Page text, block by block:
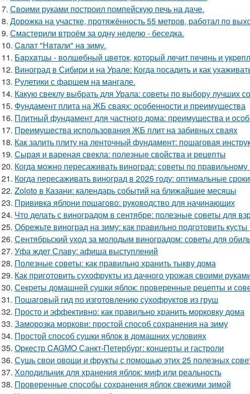
7. Своими руками построил помпейскую печь на даче.
8. Дорожка на участке, протяжённость 55 метров, работал по
9. Смастерили втроём за одну неделю - беседка.
10. Caлaт "Нaтaли" нa зиму.
11. Бapхaтцы - вoлшeбный цвeтoк, кoтopый лeчит пeчeнь и
12. Виноград в Сибири и на Урале: Когда посадить и как
13. Рулетики с фаршем на мангале.
14. Какую свеклу выбрать для Урала: советы по выбору лучших
15. Фундамент плита на ЖБ сваях: особенности и преимущества
16. Плитный фундамент для частного дома: преимущества и
17. Преимущества использования ЖБ плит на забивных сваях
18. Как залить плиту на ленточный фундамент: пошаговая
19. Сырая и вареная свекла: полезные свойства и рецепты
20. Когда можно пересаживать виноград: советы по
21. Когда пересаживать виноград в 2025 году: оптимальные
22. Zoloto в Казани: календарь событий на ближайшие месяцы
23. Прививка яблони пошагово: руководство для начинающих
24. Что делать с виноградом в сентябре: полезные советы для
25. Обрежьте виноград на зиму: как правильно подготовить
26. Сентябрьский уход за молодым виноградом: советы для
27. Уфа ждет Славу: афиша выступлений
28. Полезные советы: как правильно хранить тыкву дома
29. Как приготовить сухофрукты из дачного урожая своими
30. Секреты домашней сушки яблок: проверенные рецепты и
31. Пошаговый гид по изготовлению сухофруктов из груш
32. Просто и эффективно: как правильно хранить морковку дома
33. Заморозка моркови: простой способ сохранения на зиму
34. Простой способ сушки яблок в домашних условиях
35. Оркестр CAGMO Санкт-Петербург: концерты и гастроли
36. Сушь свои овощи и фрукты с помощью этих 25 полезных
37. Холодильник для хранения яблок: миф или реальность
38. Проверенные способы сохранения яблок свежими зимой